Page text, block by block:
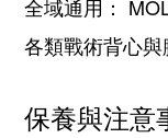
全域通用：
各類戰術背心與
保養與注意